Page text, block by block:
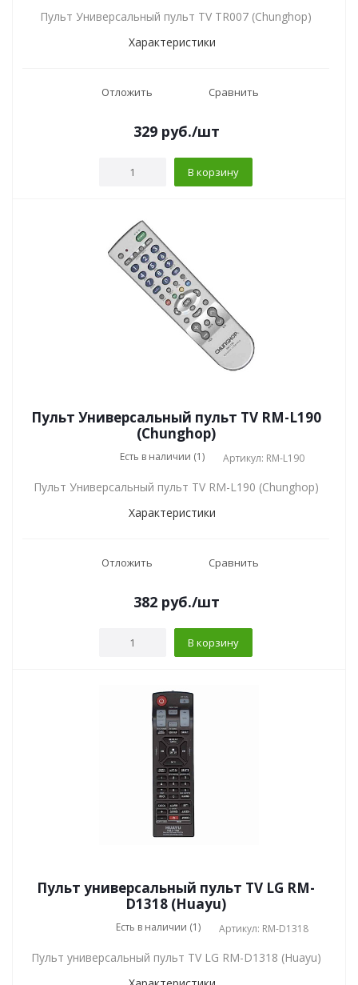
Пульт Универсальный пульт TV TR007 (Chunghop)
Характеристики
Отложить Сравнить
329руб./шт
В корзину
Пульт Универсальный пульт TV RM-L190
(Chunghop)
Есть в наличии (1) Артикул: RM-L190
Пульт Универсальный пульт TV RM-L190 (Chunghop)
Характеристики
Отложить Сравнить
382руб./шт
В корзину
Пульт универсальный пульт TV LG RM-
D1318 (Huayu)
Есть в наличии (1) Артикул: RM-D1318
Пульт универсальный пульт TV LG RM-D1318 (Huayu)